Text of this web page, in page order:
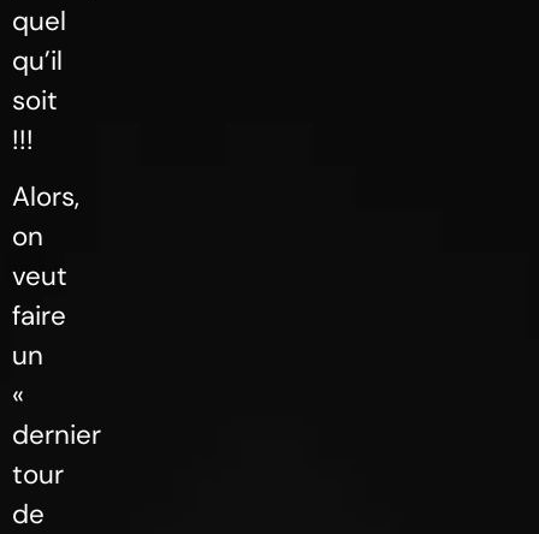
quel
qu’il
soit
!!!
Alors,
on
veut
faire
un
«
dernier
tour
de